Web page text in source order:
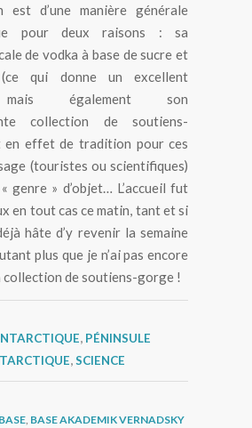
est d’une manière générale
pour deux raisons : sa
de vodka à base de sucre et
qui donne un excellent
également son
collection de soutiens-
effet de tradition pour ces
(touristes ou scientifiques)
genre » d’objet… L’accueil fut
en tout cas ce matin, tant et si
hâte d’y revenir la semaine
plus que je n’ai pas encore
de soutiens-gorge !
, PÉNINSULE
,SCIENCE
BASE, BASE AKADEMIK VERNADSKY